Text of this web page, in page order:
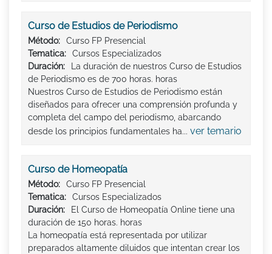
Curso de Estudios de Periodismo
Método:
Curso FP Presencial
Tematica:
Cursos Especializados
Duración:
La duración de nuestros Curso de Estudios
de Periodismo es de 700 horas. horas
Nuestros Curso de Estudios de Periodismo están
diseñados para ofrecer una comprensión profunda y
completa del campo del periodismo, abarcando
desde los principios fundamentales ha... ver temario
Curso de Homeopatía
Método:
Curso FP Presencial
Tematica:
Cursos Especializados
Duración:
El Curso de Homeopatía Online tiene una
duración de 150 horas. horas
La homeopatía está representada por utilizar
preparados altamente diluidos que intentan crear los